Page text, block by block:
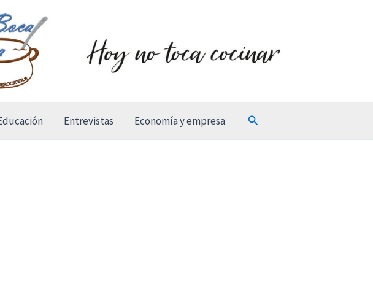
Entrevistas Economía y empresa Buscar